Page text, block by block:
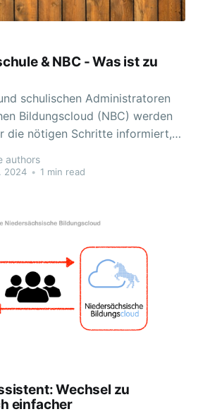
& NBC - Was ist zu
schulischen Administratoren
Bildungscloud (NBC) werden
die nötigen Schritte informiert,
Ihrer Schule mit dem
zu verbinden. Wichtiger
sind bevor der
authors
2024 • 1 min read
Wechsel zu
einfacher